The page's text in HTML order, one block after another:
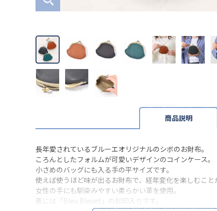
商品説明
長年愛されているブルーエオリジナルのシボのお財布。
ころんとしたフォルムが可愛いデザインのコインケース。
小さめのバッグにも入る手の平サイズです。
使えば使うほど味が出るお財布で、経年変化を楽しむこと
女性の手にも馴染みやすい柔らかい革を使用。
表には「Bleu Bleuet」の刻印入りです。